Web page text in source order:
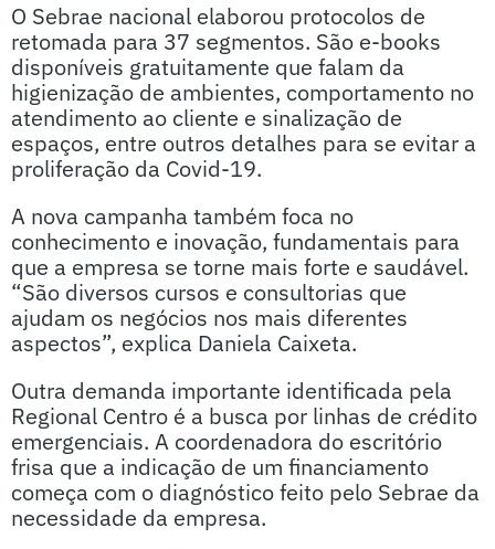
O Sebrae nacional elaborou protocolos de
retomada para 37 segmentos. São e-books
disponíveis gratuitamente que falam da
higienização de ambientes, comportamento no
atendimento ao cliente e sinalização de
espaços, entre outros detalhes para se evitar a
proliferação da Covid-19.
A nova campanha também foca no
conhecimento e inovação, fundamentais para
que a empresa se torne mais forte e saudável.
“São diversos cursos e consultorias que
ajudam os negócios nos mais diferentes
aspectos”, explica Daniela Caixeta.
Outra demanda importante identificada pela
Regional Centro é a busca por linhas de crédito
emergenciais. A coordenadora do escritório
frisa que a indicação de um financiamento
começa com o diagnóstico feito pelo Sebrae da
necessidade da empresa.